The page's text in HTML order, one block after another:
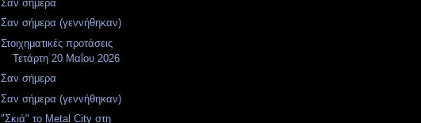
Σαν σήμερα
Σαν σήμερα (γεννήθηκαν)
Στοιχηματικές προτάσεις
Τετάρτη 20 Μαΐου 2026
Σαν σήμερα
Σαν σήμερα (γεννήθηκαν)
"Σκιά" το Metal City στη